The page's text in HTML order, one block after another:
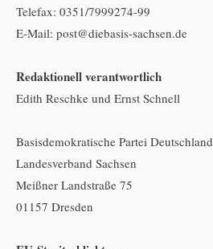
Telefax: 0351/7999274-99
E-Mail: post@diebasis-sachsen.de
Redaktionell verantwortlich
Edith Reschke und Ernst Schnell
Basisdemokratische Partei Deutschland
Landesverband Sachsen
Meißner Landstraße 75
01157 Dresden